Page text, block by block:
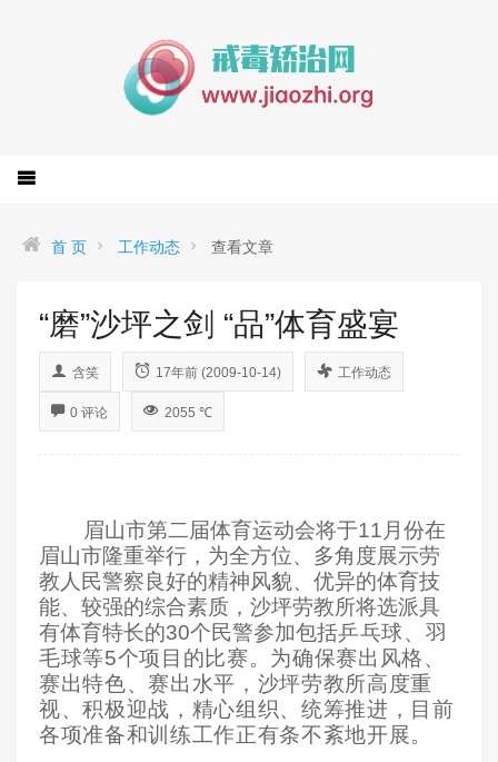
首 页 工作动态 查看文章
“磨”沙坪之剑 “品”体育盛宴
含笑 17年前 (2009-10-14) 工作动态
0 评论 2055 ℃
眉山市第二届体育运动会将于11 月份在
眉山市隆重举行，为全方位、多角度展示劳
教人民警察良好的精神风貌、优异的体育技
能、较强的综合素质，沙坪劳教所将选派具
有体育特长的30个民警参加包括乒乓球、羽
毛球等5个项目的比赛。为确保赛出风格、
赛出特色、赛出水平，沙坪劳教所高度重
视、积极迎战，精心组织、统筹推进，目前
各项准备和训练工作正有条不紊地开展。